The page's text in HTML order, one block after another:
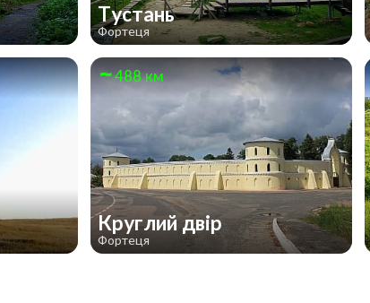
Тустань
Фортеця
488 км
Круглий двір
Фортеця